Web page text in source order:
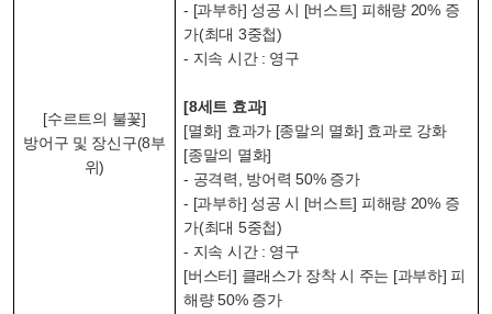
[수르트의 불꽃]
방어구 및 장신구(8부
위)
- [과부하] 성공 시 [버스트] 피해량 20% 증
가(최대 3중첩)
- 지속 시간 : 영구
[8세트 효과]
[멸화] 효과가 [종말의 멸화] 효과로 강화
[종말의 멸화]
- 공격력, 방어력 50% 증가
- [과부하] 성공 시 [버스트] 피해량 20% 증
가(최대 5중첩)
- 지속 시간 : 영구
[버스터] 클래스가 장착 시 주는 [과부하] 피
해량 50% 증가